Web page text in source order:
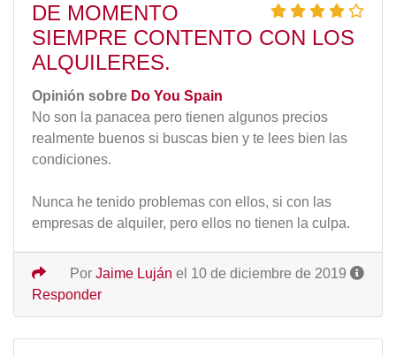
DE MOMENTO
SIEMPRE CONTENTO CON LOS
ALQUILERES.
Opinión sobre Do You Spain
No son la panacea pero tienen algunos precios
realmente buenos si buscas bien y te lees bien las
condiciones.
Nunca he tenido problemas con ellos, si con las
empresas de alquiler, pero ellos no tienen la culpa.
Por Jaime Luján el 10 de diciembre de 2019
Responder